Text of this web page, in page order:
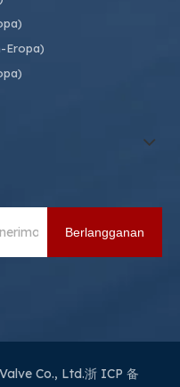
Eropa)
Berlangganan
Co., Ltd.浙 ICP 备